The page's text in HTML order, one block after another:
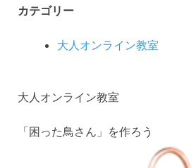
カテゴリー
大人オンライン教室
大人オンライン教室
「困った鳥さん」を作ろう